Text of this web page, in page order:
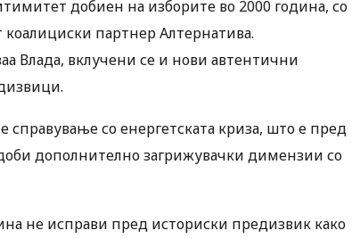
добиен на изборите во 2000 година, со
партнер Алтернатива.
Влада, вклучени се и нови автентични
со енергетската криза, што е пред
доби дополнително загрижувачки димензии со
не исправи пред историски предизвик како